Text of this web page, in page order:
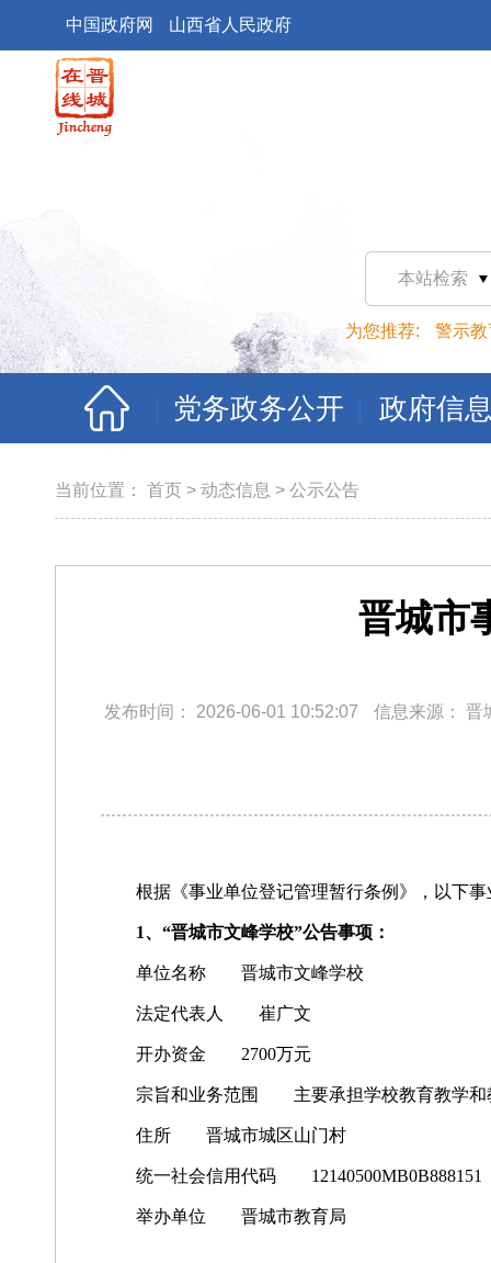
中国政府网 山西省人民政府
本站检索
为您推荐: 警示教
党务政务公开 政府信
当前位置： 首页 > 动态信息 > 公示公告
晋城市
发布时间： 2026-06-01 10:52:07 信息来源： 晋
根据《事业单位登记管理暂行条例》，以下
1、“晋城市文峰学校”公告事项：
单位名称 晋城市文峰学校
法定代表人 崔广文
开办资金 2700万元
宗旨和业务范围 主要承担学校教育教学和
住所 晋城市城区山门村
统一社会信用代码 12140500MB0B888151
举办单位 晋城市教育局